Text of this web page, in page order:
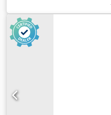
No. A17010320 Year of
100 mm Material thickness
Notching angle: 90° Stroke:
mm - Adjustable stops -
extension for bolting on
W x H): 380 x 380 x 1000
Djdjyhq Aqjpfx Ammeck Net